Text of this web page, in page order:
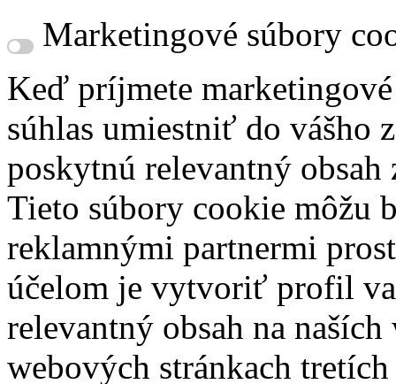
Marketingové súbory
Keď príjmete
súhlas umiestniť do vášho
poskytnú relevantný
Tieto súbory cookie môžu
reklamnými partnermi
účelom je vytvoriť profil
relevantný obsah na
webových stránkach tretích